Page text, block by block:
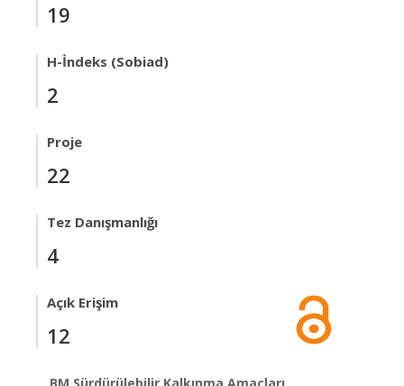
19
H-İndeks (Sobiad)
2
Proje
22
Tez Danışmanlığı
4
Açık Erişim
12